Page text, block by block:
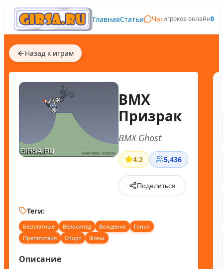
ГлавнаяСтатьи Чатигроков онлайн0
Назад к играм
BMX
Призрак
BMX Ghost
4.2 5,436
Поделиться
Теги:
Бесплатные Велосипед Вождение
Гонки
Препятствия
Спорт Флеш
Описание